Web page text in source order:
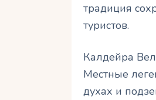
традиция
туристов.
Калдейра
Местные
духах и